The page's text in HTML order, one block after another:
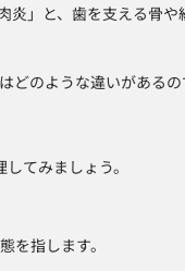
炎」と、歯を支える骨
どのような違いがあるの
てみましょう。
を指します。